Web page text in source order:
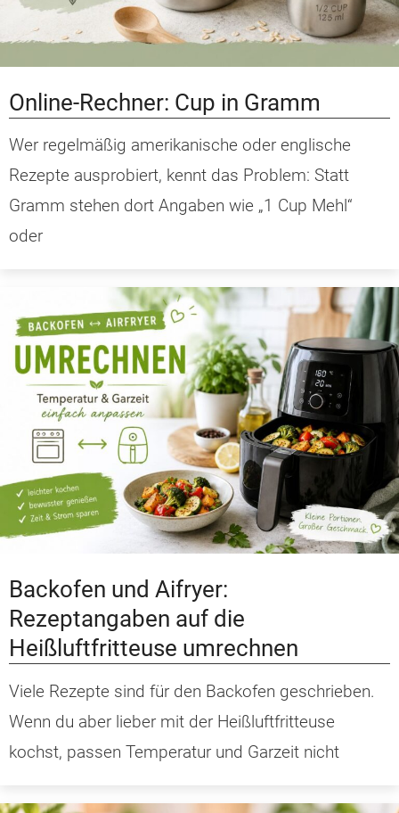
Online-Rechner: Cup in Gramm
Wer regelmäßig amerikanische oder englische
Rezepte ausprobiert, kennt das Problem: Statt
Gramm stehen dort Angaben wie „1 Cup Mehl“
oder
Backofen und Aifryer:
Rezeptangaben auf die
Heißluftfritteuse umrechnen
Viele Rezepte sind für den Backofen geschrieben.
Wenn du aber lieber mit der Heißluftfritteuse
kochst, passen Temperatur und Garzeit nicht